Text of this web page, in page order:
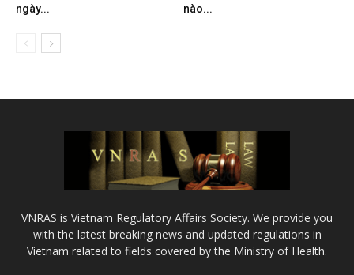
ngày...
nào...
VNRAS is Vietnam Regulatory Affairs Society. We provide you
with the latest breaking news and updated regulations in
Vietnam related to fields covered by the Ministry of Health.